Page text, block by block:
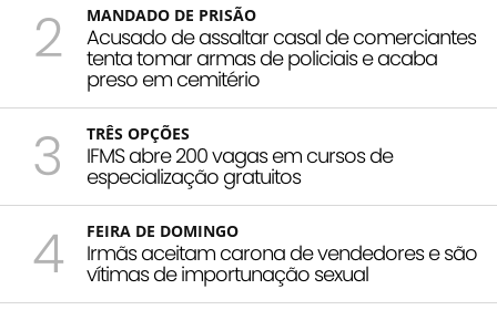
2 MANDADO DE PRISÃO
Acusado de assaltar casal de comerciantes
tenta tomar armas de policiais e acaba
preso em cemitério
3 TRÊS OPÇÕES
IFMS abre 200 vagas em cursos de
especialização gratuitos
4 FEIRA DE DOMINGO
Irmãs aceitam carona de vendedores e são
vítimas de importunação sexual